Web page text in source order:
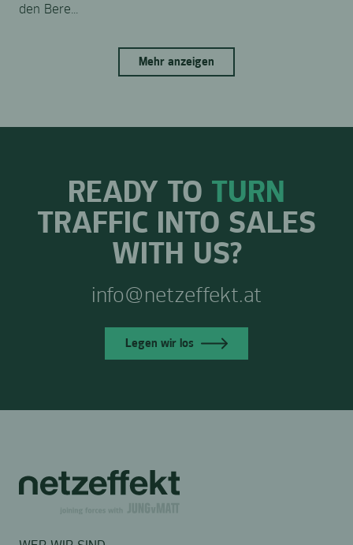
den Bere...
Mehr anzeigen
READY TO TURN
TRAFFIC INTO SALES
WITH US?
info@netzeffekt.at
Legen wir los